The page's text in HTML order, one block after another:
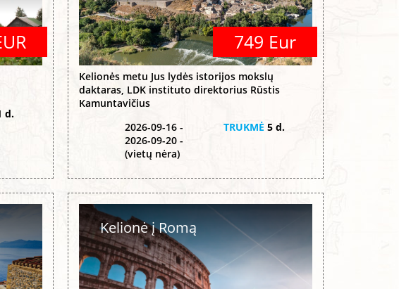
d.
749 Eur
Kelionės metu Jus lydės istorijos mokslų
daktaras, LDK instituto direktorius Rūstis
Kamuntavičius
2026-09-16 -
2026-09-20 -
(vietų nėra)
TRUKMĖ 5 d.
Kelionė į Romą